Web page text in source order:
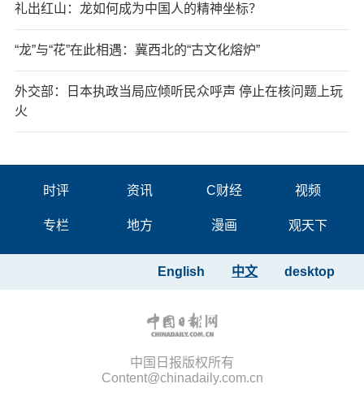
礼出红山：龙如何成为中国人的精神坐标？
“龙”与“花”在此相遇：冀西北的“古文化熔炉”
外交部：日本执政当局应倾听民众呼声 停止在核问题上玩
火
时评 资讯 C财经 视频
专栏 地方 漫画 观天下
desktop
中文
English
中国日报版权所有
Content@chinadaily.com.cn